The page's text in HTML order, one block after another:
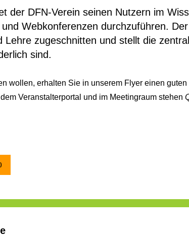
der DFN-Verein seinen Nutzern im
Webkonferenzen durchzuführen.
zugeschnitten und stellt die
sind.
wollen, erhalten Sie in unserem Flyer einen
Veranstalterportal und im Meetingraum stehen